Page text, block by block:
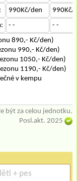
990Kč/den
990Kč/
- -
- -
890,- Kč/den)
990,- Kč/den)
1050,- Kč/den)
1190,- Kč/den)
v kempu
být za celou jednotku.
Posl.akt. 2025